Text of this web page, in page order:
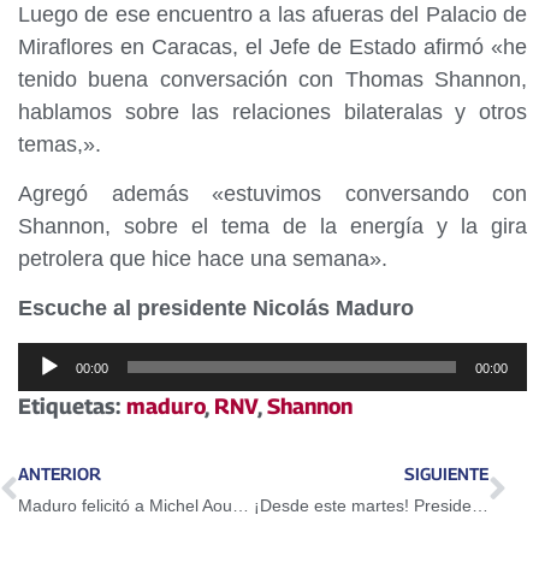
Luego de ese encuentro a las afueras del Palacio de
Miraflores en Caracas, el Jefe de Estado afirmó «he
tenido buena conversación con Thomas Shannon,
hablamos sobre las relaciones bilateralas y otros
temas,».
Agregó además «estuvimos conversando con
Shannon, sobre el tema de la energía y la gira
petrolera que hice hace una semana».
Escuche al presidente Nicolás Maduro
Reproductor
de
audio
00:00 00:00
Etiquetas: maduro, RNV,Shannon
ANTERIOR SIGUIENTE